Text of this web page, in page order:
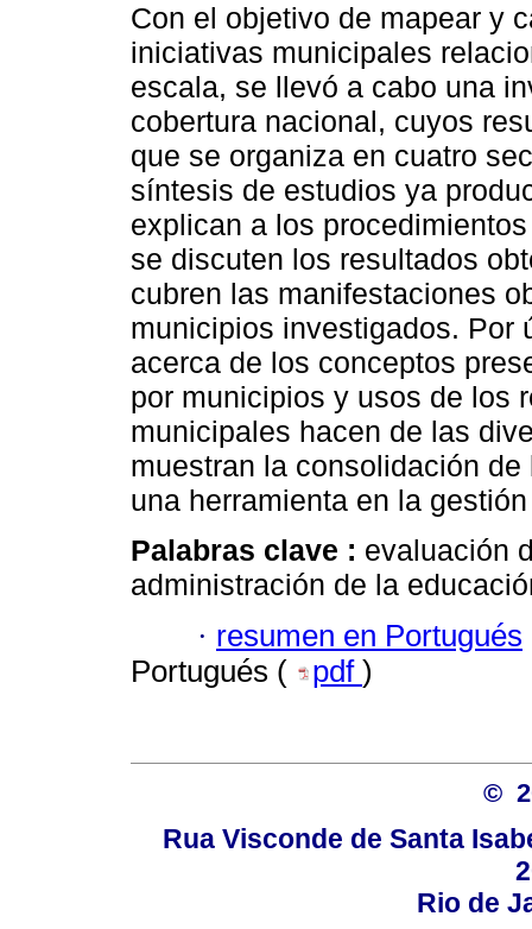
Con el objetivo de mapear y
iniciativas municipales
escala, se llevó a cabo una
cobertura nacional, cuyos
que se organiza en cuatro
síntesis de estudios ya
explican a los
se discuten los resultados
cubren las manifestaciones
municipios investigados. Por
acerca de los conceptos
por municipios y usos de los
municipales hacen de las
muestran la consolidación
una herramienta en la
Palabras clave : evaluación
administración de la
· resumen en Portugués
Portugués (
pdf )
©
Rua Visconde de Santa
Rio de